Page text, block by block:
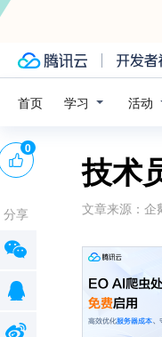
首页 学习 活动
技术
文章来源： 企
0
分享